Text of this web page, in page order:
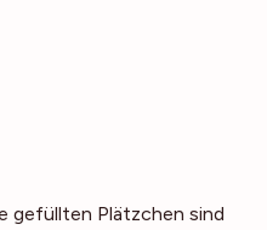
gefüllten Plätzchen sind